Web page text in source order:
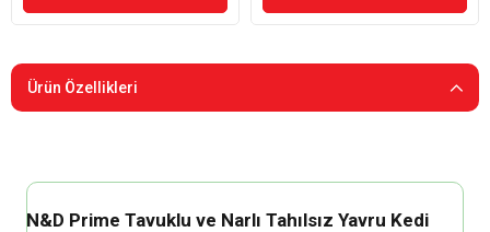
Ürün Özellikleri
N&D Prime Tavuklu ve Narlı Tahılsız Yavru Kedi